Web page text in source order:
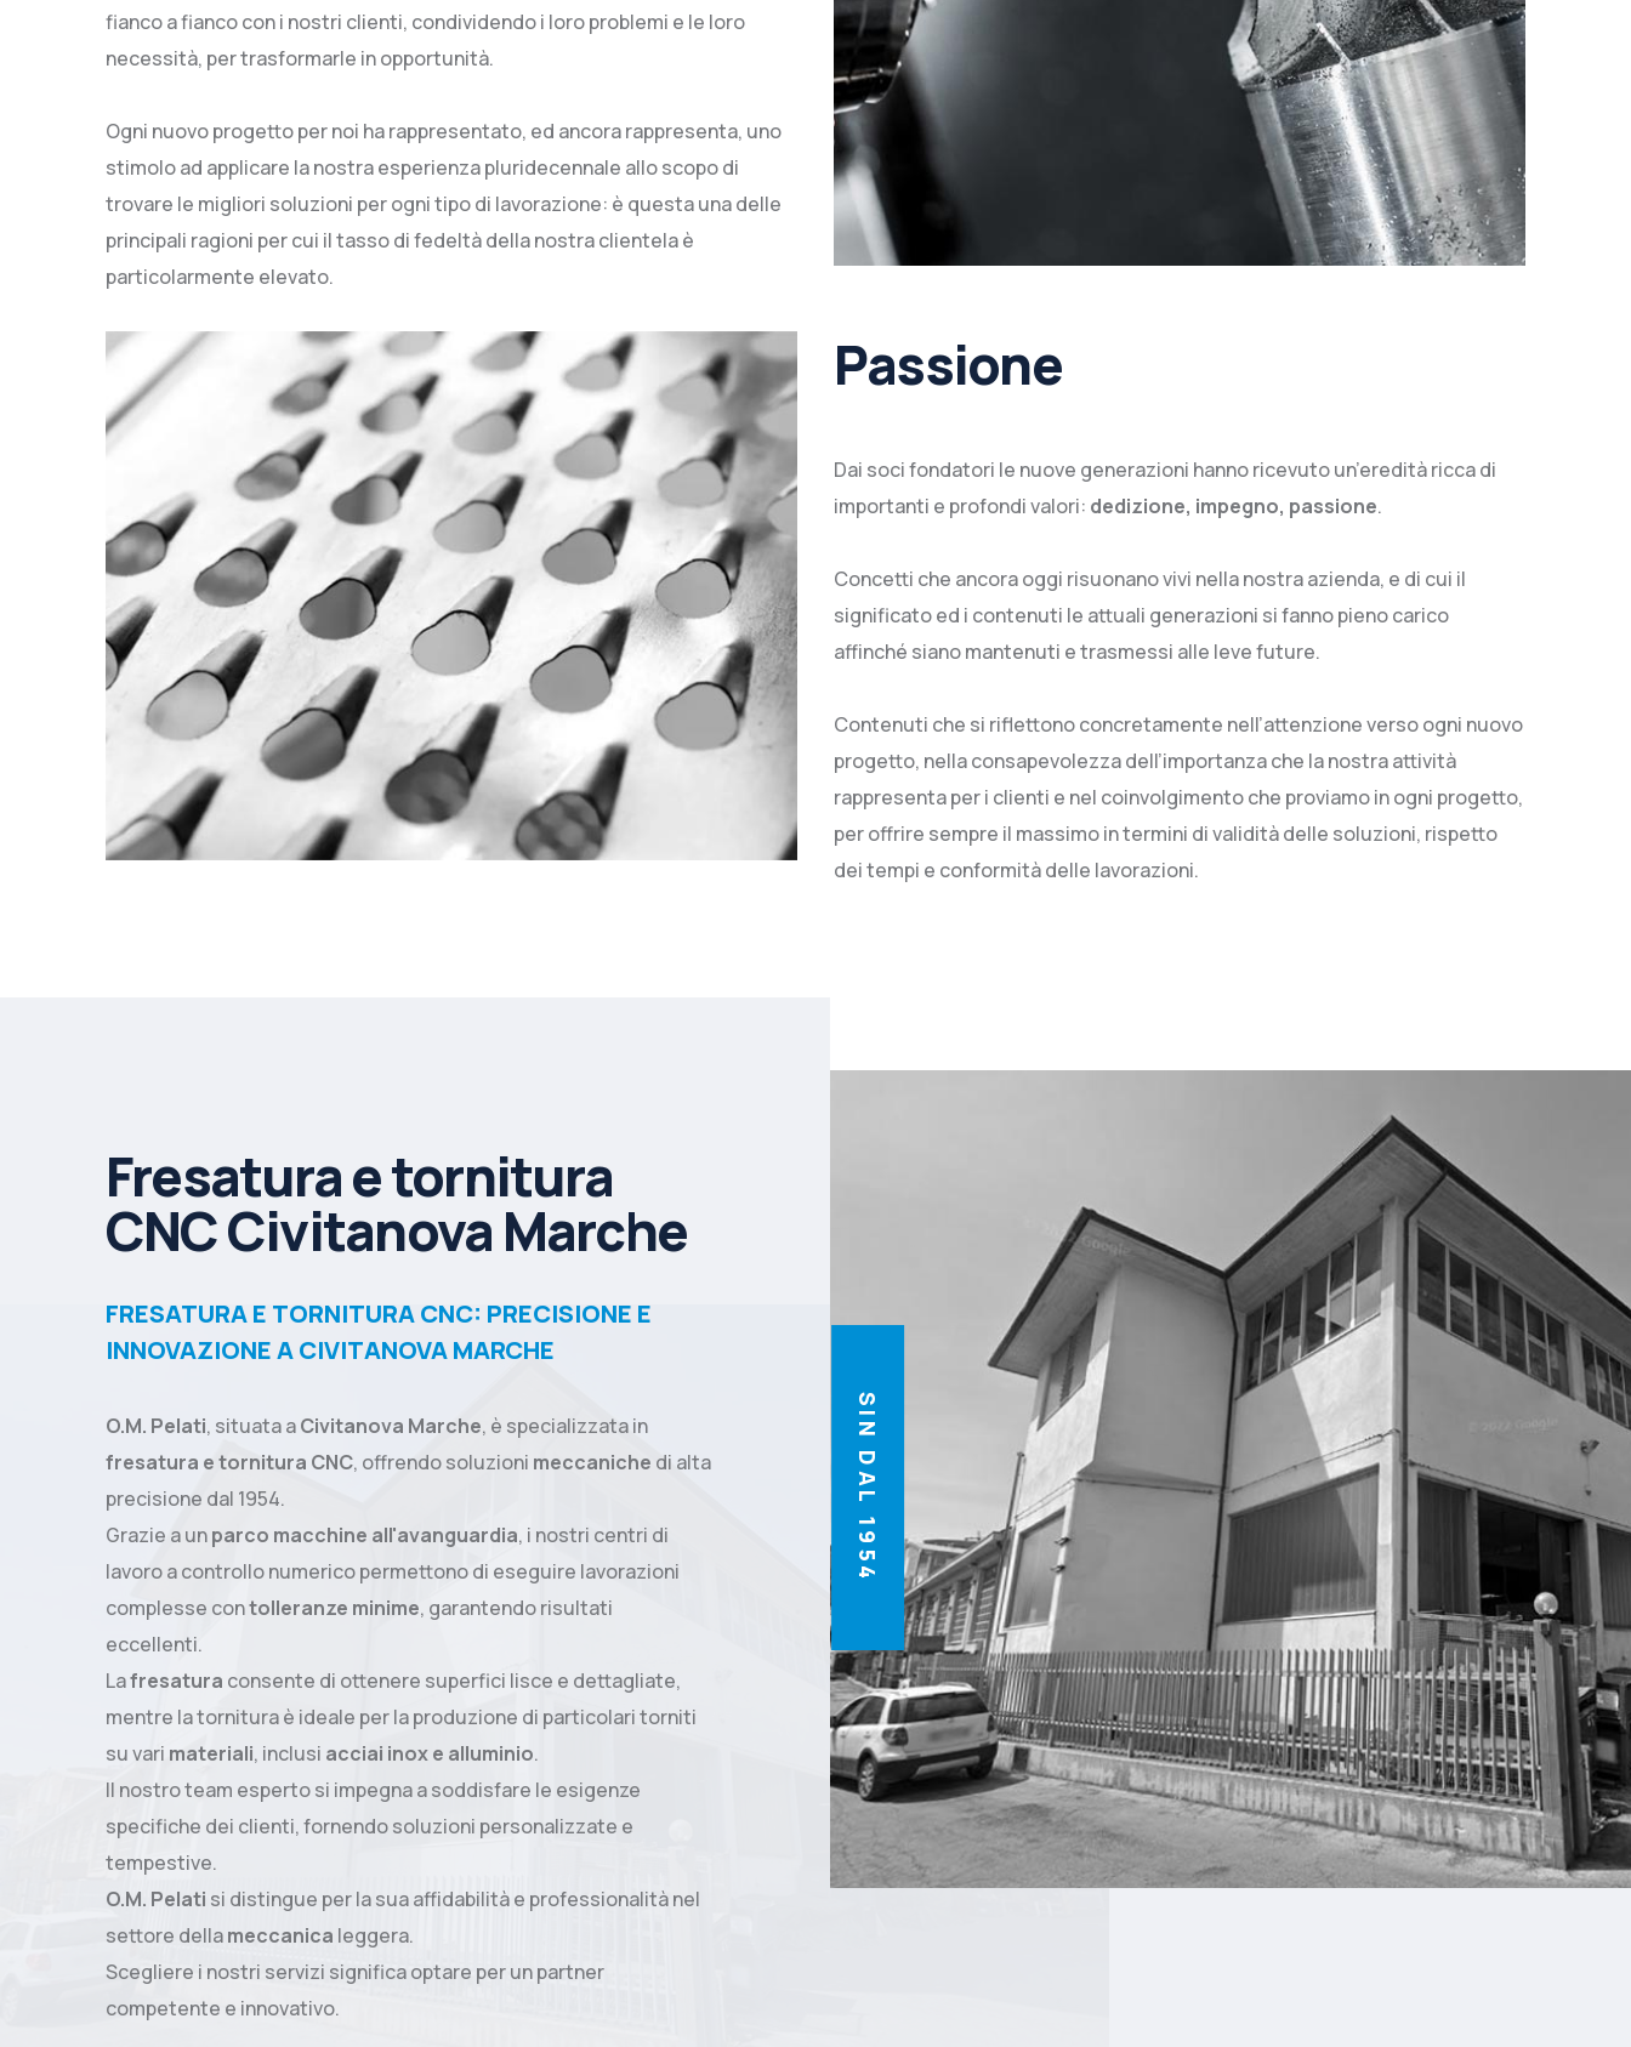
fianco a fianco con i nostri clienti, condividendo i loro problemi e le loro
necessità, per trasformarle in opportunità.
Ogni nuovo progetto per noi ha rappresentato, ed ancora rappresenta, uno
stimolo ad applicare la nostra esperienza pluridecennale allo scopo di
trovare le migliori soluzioni per ogni tipo di lavorazione: è questa una delle
principali ragioni per cui il tasso di fedeltà della nostra clientela è
particolarmente elevato.
Passione
Dai soci fondatori le nuove generazioni hanno ricevuto un’eredità ricca di
importanti e profondi valori: dedizione, impegno, passione.
Concetti che ancora oggi risuonano vivi nella nostra azienda, e di cui il
significato ed i contenuti le attuali generazioni si fanno pieno carico
affinché siano mantenuti e trasmessi alle leve future.
Contenuti che si riflettono concretamente nell’attenzione verso ogni nuovo
progetto, nella consapevolezza dell’importanza che la nostra attività
rappresenta per i clienti e nel coinvolgimento che proviamo in ogni progetto,
per offrire sempre il massimo in termini di validità delle soluzioni, rispetto
dei tempi e conformità delle lavorazioni.
Fresatura e tornitura
CNC Civitanova Marche
FRESATURA E TORNITURA CNC: PRECISIONE E
INNOVAZIONE A CIVITANOVA MARCHE
O.M. Pelati, situata aCivitanova Marche, è specializzata in
fresatura e tornitura CNC, offrendo soluzioni meccaniche di alta
precisione dal 1954.
Grazie a unparco macchine all'avanguardia, i nostri centri di
lavoro a controllo numerico permettono di eseguire lavorazioni
complesse contolleranze minime, garantendo risultati
eccellenti.
Lafresatura consente di ottenere superfici lisce e dettagliate,
mentre la tornitura è ideale per la produzione di particolari torniti
su vari materiali, inclusi acciai inox e alluminio.
Il nostro team esperto si impegna a soddisfare le esigenze
specifiche dei clienti, fornendo soluzioni personalizzate e
tempestive.
O.M. Pelati si distingue per la sua affidabilità e professionalità nel
settore dellameccanica leggera.
Scegliere i nostri servizi significa optare per un partner
competente e innovativo.
SIN DAL 1954